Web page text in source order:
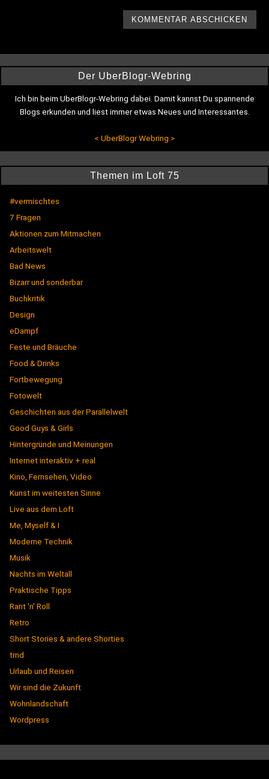
Der UberBlogr-Webring
Ich bin beim UberBlogr-Webring dabei. Damit kannst Du spannende
Blogs erkunden und liest immer etwas Neues und Interessantes.
< UberBlogr Webring >
Themen im Loft 75
#vermischtes
7 Fragen
Aktionen zum Mitmachen
Arbeitswelt
Bad News
Bizarr und sonderbar
Buchkritik
Design
eDampf
Feste und Bräuche
Food & Drinks
Fortbewegung
Fotowelt
Geschichten aus der Parallelwelt
Good Guys & Girls
Hintergründe und Meinungen
Internet interaktiv + real
Kino, Fernsehen, Video
Kunst im weitesten Sinne
Live aus dem Loft
Me, Myself & I
Moderne Technik
Musik
Nachts im Weltall
Praktische Tipps
Rant 'n' Roll
Retro
Short Stories & andere Shorties
trnd
Urlaub und Reisen
Wir sind die Zukunft
Wohnlandschaft
Wordpress